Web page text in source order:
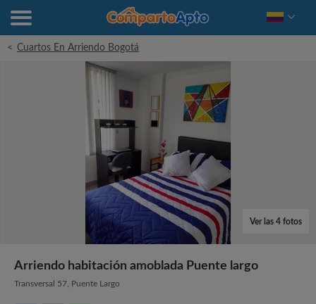
< Cuartos En Arriendo Bogotá
Ver las 4 fotos
Arriendo habitación amoblada Puente largo
Transversal 57, Puente Largo